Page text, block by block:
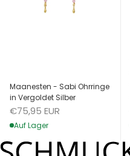
Maanesten - Sabi Ohrringe
in Vergoldet Silber
Angebot
€75,95 EUR
Auf Lager